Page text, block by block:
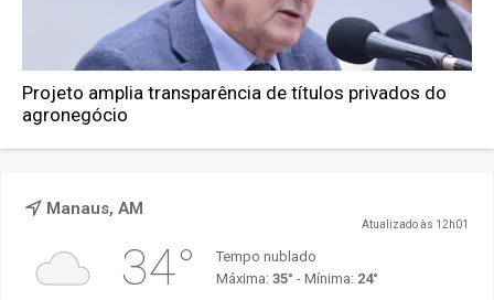
Projeto amplia transparência de títulos privados do
agronegócio
Manaus, AM
Atualizado às 12h01
34°
Tempo nublado
Máxima: 35° - Mínima: 24°